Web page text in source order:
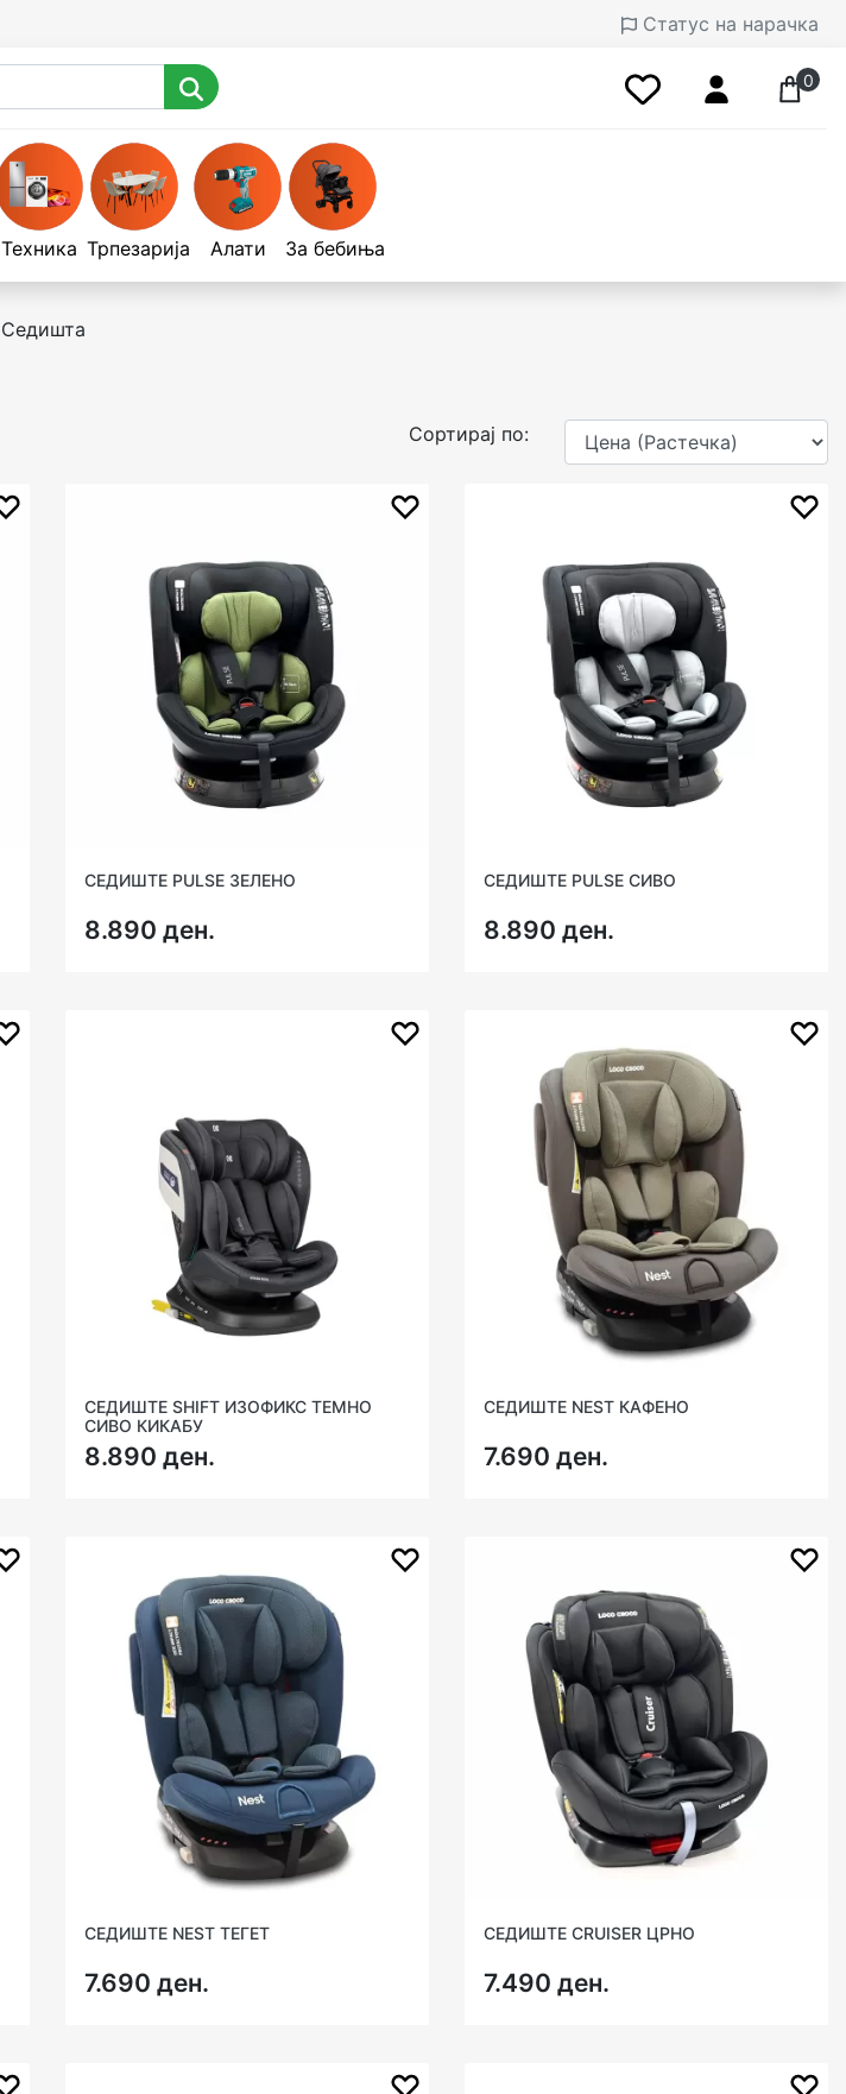
Статус на нарачка
0
Техника Трпезарија Алати За бебиња
Седишта
Сортирај по:
СЕДИШТЕ PULSE ЗЕЛЕНО
8.890 ден.
СЕДИШТЕ PULSE СИВО
8.890 ден.
СЕДИШТЕ SHIFT ИЗОФИКС ТЕМНО
СИВО КИКАБУ
8.890 ден.
СЕДИШТЕ NEST КАФЕНО
7.690 ден.
СЕДИШТЕ NEST ТЕГЕТ
7.690 ден.
СЕДИШТЕ CRUISER ЦРНО
7.490 ден.